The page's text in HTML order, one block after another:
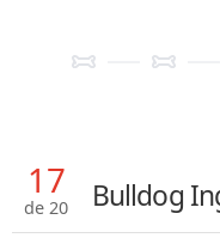
17
de 20 Bulldog